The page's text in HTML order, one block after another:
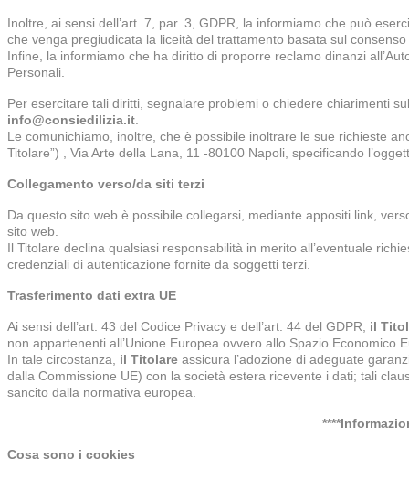
Inoltre, ai sensi dell’art. 7, par. 3, GDPR, la informiamo che può
che venga pregiudicata la liceità del trattamento basata sul
Infine, la informiamo che ha diritto di proporre reclamo dinanzi
Personali.
Per esercitare tali diritti, segnalare problemi o chiedere chiarimenti
info@consiedilizia.it
Le comunichiamo, inoltre, che è possibile inoltrare le sue richieste
Titolare”) , Via Arte della Lana, 11 -80100 Napoli, specificando
Collegamento verso/da siti terzi
Da questo sito web è possibile collegarsi, mediante appositi link,
sito web.
Il Titolare declina qualsiasi responsabilità in merito all’eventuale
credenziali di autenticazione fornite da soggetti terzi.
Trasferimento dati extra UE
Ai sensi dell’art. 43 del Codice Privacy e dell’art. 44 del GDPR, il
non appartenenti all’Unione Europea ovvero allo Spazio Economico
In tale circostanza, il Titolare assicura l’adozione di adeguate
dalla Commissione UE) con la società estera ricevente i dati; tali
sancito dalla normativa europea.
Cosa sono i cookies